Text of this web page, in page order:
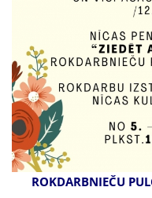
ROKDARBNIEČU